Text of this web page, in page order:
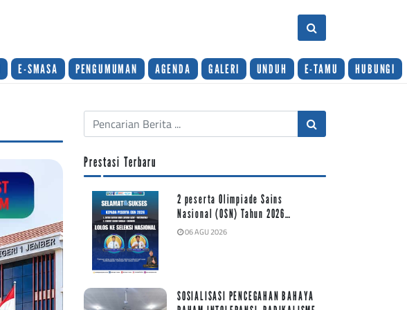
E-SMASA PENGUMUMAN AGENDA GALERI UNDUH E-TAMU HUBUNGI
Prestasi Terbaru
2 peserta Olimpiade Sains
Nasional (OSN) Tahun 2026…
06 AGU 2026
SOSIALISASI PENCEGAHAN BAHAYA